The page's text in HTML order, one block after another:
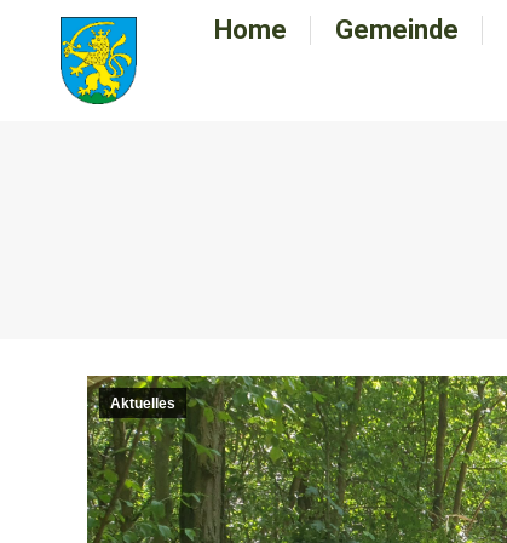
Home Gemeinde
Aktuelles
Home Gemeinde